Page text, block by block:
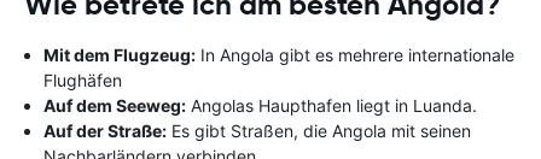
Mit dem Flugzeug: In Angola gibt es mehrere internationale
Flughäfen
Auf dem Seeweg: Angolas Haupthafen liegt in Luanda.
Auf der Straße: Es gibt Straßen, die Angola mit seinen